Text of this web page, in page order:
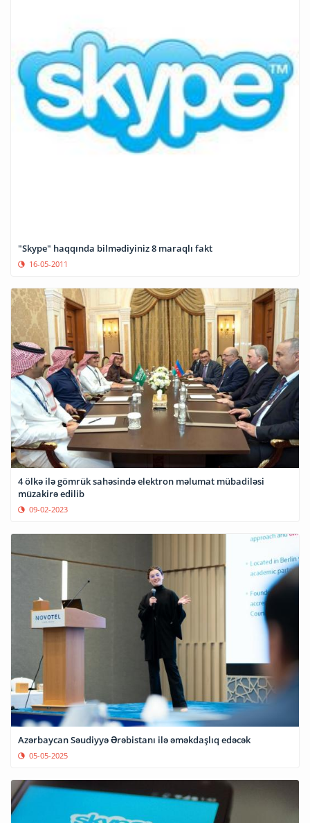
"Skype" haqqında bilmədiyiniz 8 maraqlı fakt
16-05-2011
4 ölkə ilə gömrük sahəsində elektron məlumat mübadiləsi
müzakirə edilib
09-02-2023
Azərbaycan Səudiyyə Ərəbistanı ilə əməkdaşlıq edəcək
05-05-2025